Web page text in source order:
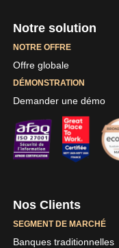
Notre solution
NOTRE OFFRE
Offre globale
DÉMONSTRATION
Demander une démo
Nos Clients
SEGMENT DE MARCHÉ
Banques traditionnelles